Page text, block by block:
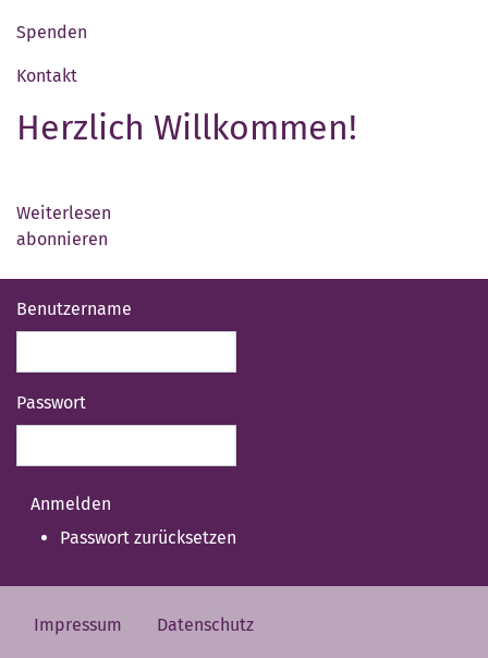
Spenden
Kontakt
Herzlich Willkommen!
Weiterlesen
abonnieren
Benutzername
Passwort
Passwort zurücksetzen
Impressum Datenschutz